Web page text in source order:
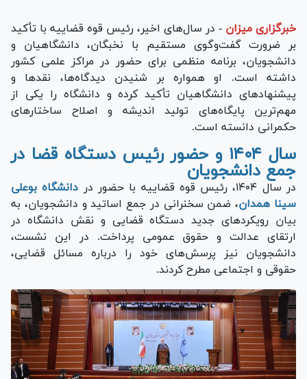
خبرگزاری میزان - در سال‌های اخیر، رئیس قوه قضاییه با تأکید
بر ضرورت گفت‌وگوی مستقیم با نخبگان، دانشگاهیان و
دانشجویان، برنامه منظمی برای حضور در مراکز علمی کشور
داشته است. او همواره بر شنیدن دیدگاه‌ها، نقد‌ها و
پیشنهاد‌های دانشگاهیان تأکید کرده و دانشگاه را یکی از
مهم‌ترین پایگاه‌های تولید اندیشه و اصلاح ساختار‌های
حکمرانی دانسته است.
سال ۱۴۰۴ و حضور رئیس دستگاه قضا در
جمع دانشجویان
در سال ۱۴۰۴، رئیس قوه قضاییه با حضور در
دانشگاه بوعلی
سینا همدان، ضمن سخنرانی در جمع اساتید و دانشجویان، به
بیان رویکرد‌های جدید دستگاه قضایی و نقش دانشگاه در
ارتقای عدالت و حقوق عمومی پرداخت. در این نشست،
دانشجویان نیز پرسش‌های خود را درباره مسائل قضایی،
حقوقی و اجتماعی مطرح کردند.